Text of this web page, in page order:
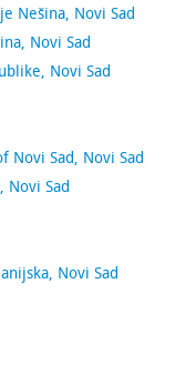
Nešina, Novi Sad
Novi Sad
Novi Sad
Novi Sad, Novi Sad
Novi Sad
Novi Sad